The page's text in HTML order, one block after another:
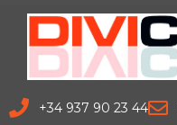
+34 937 90 23 44